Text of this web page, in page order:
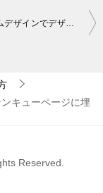
登録フォームデザインでデザインを変えたのに、 突然変更前のものに戻ってしまったのはなぜですか？
キューページに埋
Reserved.